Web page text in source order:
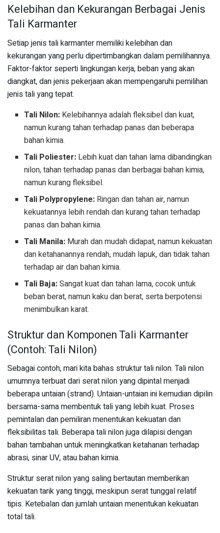
Kelebihan dan Kekurangan Berbagai Jenis
Tali Karmanter
Setiap jenis tali karmanter memiliki kelebihan dan
kekurangan yang perlu dipertimbangkan dalam pemilihannya.
Faktor-faktor seperti lingkungan kerja, beban yang akan
diangkat, dan jenis pekerjaan akan mempengaruhi pemilihan
jenis tali yang tepat.
Tali Nilon: Kelebihannya adalah fleksibel dan kuat,
namun kurang tahan terhadap panas dan beberapa
bahan kimia.
Tali Poliester: Lebih kuat dan tahan lama dibandingkan
nilon, tahan terhadap panas dan berbagai bahan kimia,
namun kurang fleksibel.
Tali Polypropylene: Ringan dan tahan air, namun
kekuatannya lebih rendah dan kurang tahan terhadap
panas dan bahan kimia.
Tali Manila: Murah dan mudah didapat, namun kekuatan
dan ketahanannya rendah, mudah lapuk, dan tidak tahan
terhadap air dan bahan kimia.
Tali Baja:Sangat kuat dan tahan lama, cocok untuk
beban berat, namun kaku dan berat, serta berpotensi
menimbulkan karat.
Struktur dan Komponen Tali Karmanter
(Contoh: Tali Nilon)
Sebagai contoh, mari kita bahas struktur tali nilon. Tali nilon
umumnya terbuat dari serat nilon yang dipintal menjadi
beberapa untaian (strand). Untaian-untaian ini kemudian dipilin
bersama-sama membentuk tali yang lebih kuat. Proses
pemintalan dan pemiliran menentukan kekuatan dan
fleksibilitas tali. Beberapa tali nilon juga dilapisi dengan
bahan tambahan untuk meningkatkan ketahanan terhadap
abrasi, sinar UV, atau bahan kimia.
Struktur serat nilon yang saling bertautan memberikan
kekuatan tarik yang tinggi, meskipun serat tunggal relatif
tipis. Ketebalan dan jumlah untaian menentukan kekuatan
total tali.